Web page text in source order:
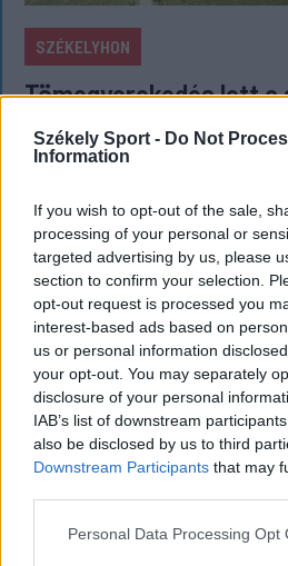
Székely Sport - Do Not
Information
If you wish to opt-out of the sale,
processing of your personal or
targeted advertising by us, please
section to confirm your selection.
opt-out request is processed you
interest-based ads based on
us or personal information
your opt-out. You may separately
disclosure of your personal
IAB’s list of downstream
also be disclosed by us to third
Downstream Participants that may
Personal Data Processing Opt
SZÉKELYHON
Tömegverekedés lett a
mezőgazdasági úti
Kórházba szállítottak több
rendeleteket is kibocsátottak
délután súlyos konfliktus
elsőbbségadási vita nyomán.